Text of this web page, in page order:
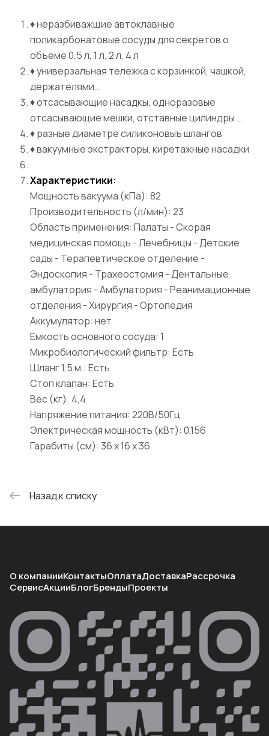
♦ неразбиважщие автоклавные
поликарбонатовые сосуды для секретов о
объёме 0,5 л, 1 л, 2 л, 4 л
♦ универзальная тележка с корзинкой, чашкой,
держателями…
♦ отсасывающие насадкы, одноразовые
отсасывающие мешки, отставные цилиндры …
♦ разные диаметре силиконовыъ шлангов
♦ вакуумные экстракторы, киретажные насадки
Характеристики:
Мощность вакуума (кПа): 82
Производительность (л/мин): 23
Область применения: Палаты - Скорая
медицинская помощь - Лечебницы - Детские
сады - Терапевтическое отделение -
Эндоскопия - Трахеостомия - Дентальные
амбулатория - Амбулатория - Реанимационные
отделения - Хирургия - Ортопедия
Аккумулятор: нет
Емкость основного сосуда: 1
Микробиологический фильтр: Есть
Шланг 1,5 м.: Есть
Стоп клапан: Есть
Вес (кг): 4,4
Напряжение питания: 220В/50Гц
Электрическая мощность (кВт): 0,156
Гарабиты (см): 36 х 16 х 36
Назад к списку
О компанииКонтактыОплатаДоставкаРассрочка
СервисАкцииБлогБрендыПроекты